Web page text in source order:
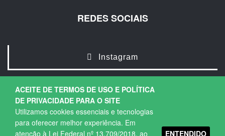
ACEITE DE TERMOS DE USO E POLÍTICA
DE PRIVACIDADE PARA O SITE
Utilizamos cookies essenciais e tecnologias
para oferecer melhor experiência. Em
atenção à Lei Federal nº 13.709/2018, ao
ENTENDIDO
REDES SOCIAIS
Instagram